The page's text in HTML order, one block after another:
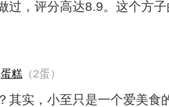
过，评分高达8.9。这个方
蛋糕 （2蛋）
其实，小至只是一个爱美食